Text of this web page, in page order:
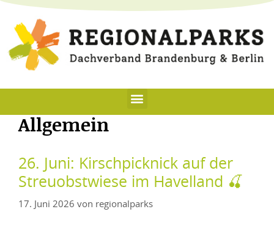
Allgemein
26. Juni: Kirschpicknick auf der
Streuobstwiese im Havelland 🍒
17. Juni 2026 von regionalparks